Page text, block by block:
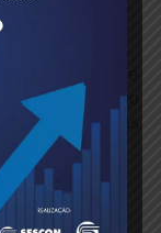
e
Turíbio, que
a construção
temas
de vieses
que